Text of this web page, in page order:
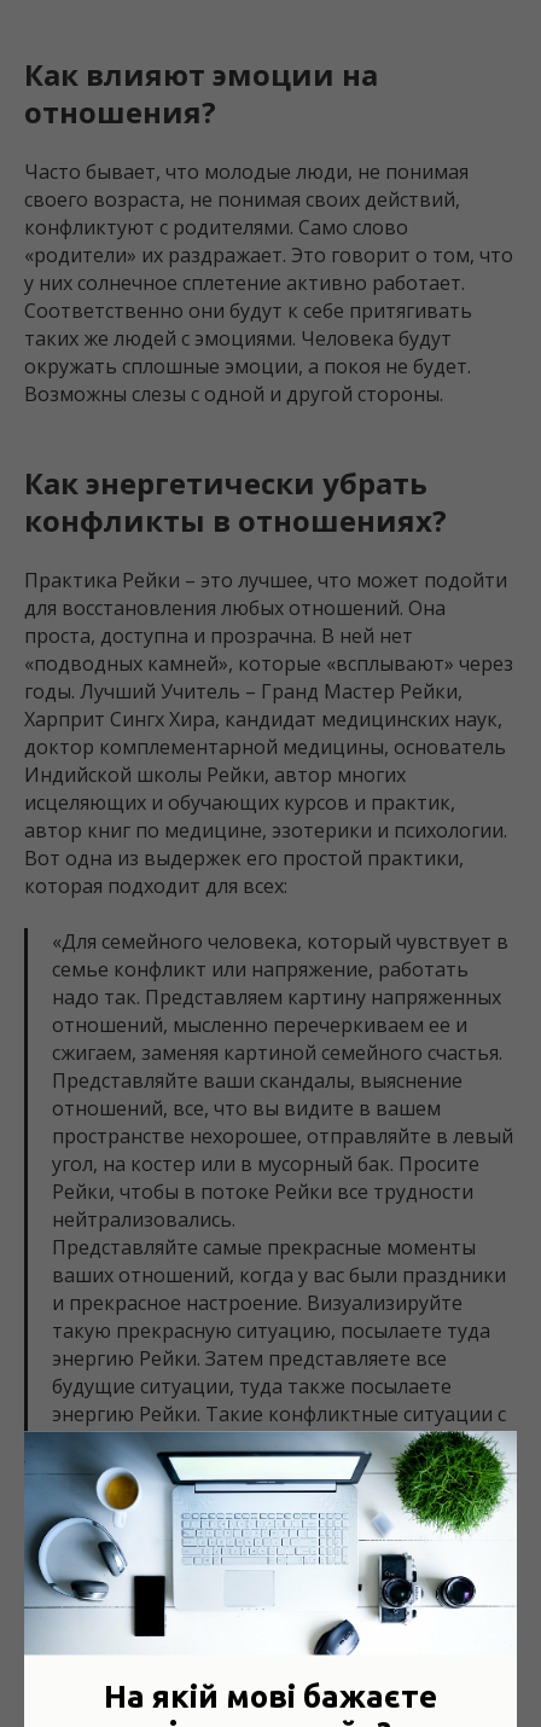
Как влияют эмоции на
отношения?
Часто бывает, что молодые люди, не понимая
своего возраста, не понимая своих действий,
конфликтуют с родителями. Само слово
«родители» их раздражает. Это говорит о том, что
у них солнечное сплетение активно работает.
Соответственно они будут к себе притягивать
таких же людей с эмоциями. Человека будут
окружать сплошные эмоции, а покоя не будет.
Возможны слезы с одной и другой стороны.
Как энергетически убрать
конфликты в отношениях?
Практика Рейки – это лучшее, что может подойти
для восстановления любых отношений. Она
проста, доступна и прозрачна. В ней нет
«подводных камней», которые «всплывают» через
годы. Лучший Учитель – Гранд Мастер Рейки,
Харприт Сингх Хира, кандидат медицинских наук,
доктор комплементарной медицины, основатель
Индийской школы Рейки, автор многих
исцеляющих и обучающих курсов и практик,
автор книг по медицине, эзотерики и психологии.
Вот одна из выдержек его простой практики,
которая подходит для всех:
«Для семейного человека, который чувствует в
семье конфликт или напряжение, работать
надо так. Представляем картину напряженных
отношений, мысленно перечеркиваем ее и
сжигаем, заменяя картиной семейного счастья.
Представляйте ваши скандалы, выяснение
отношений, все, что вы видите в вашем
пространстве нехорошее, отправляйте в левый
угол, на костер или в мусорный бак. Просите
Рейки, чтобы в потоке Рейки все трудности
нейтрализовались.
Представляйте самые прекрасные моменты
ваших отношений, когда у вас были праздники
и прекрасное настроение. Визуализируйте
такую прекрасную ситуацию, посылаете туда
энергию Рейки. Затем представляете все
будущие ситуации, туда также посылаете
энергию Рейки. Такие конфликтные ситуации с
ребенком, с мужем, со свекровью и тёщей
легко решаются.
При этом не забудьте о благодарности всем
членам семьи, что вас вместе всех собрали
отрабатывать кармические долги. Попросите
Господа о том, чтобы правильно выполнить
свое предназначение в роли мамы, дочери,
невестки, мужа и т.д. Итак, хорошие
благоприятные ситуации, которые были в
прошлом, мы активизируем, и представляем их,
как новые ситуации».
На якій мові бажаєте